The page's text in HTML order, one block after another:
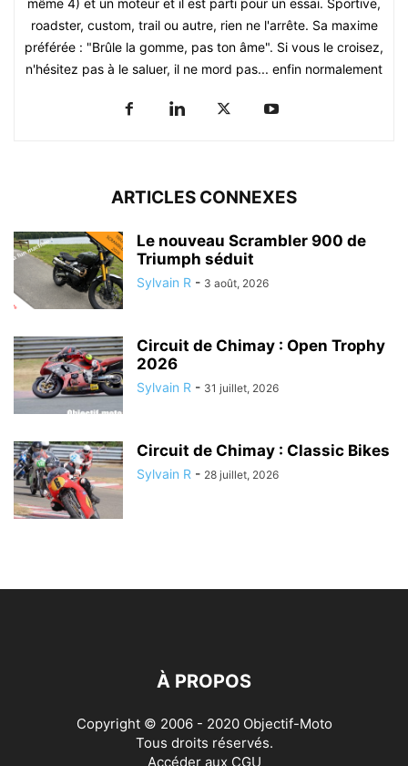
même 4) et un moteur et il est parti pour un essai. Sportive,
roadster, custom, trail ou autre, rien ne l'arrête. Sa maxime
préférée : "Brûle la gomme, pas ton âme". Si vous le croisez,
n'hésitez pas à le saluer, il ne mord pas... enfin normalement
ARTICLES CONNEXES
Le nouveau Scrambler 900 de
Triumph séduit
Sylvain R - 3 août, 2026
Circuit de Chimay : Open Trophy
2026
Sylvain R - 31 juillet, 2026
Circuit de Chimay : Classic Bikes
Sylvain R - 28 juillet, 2026
À PROPOS
Copyright © 2006 - 2020 Objectif-Moto
Tous droits réservés.
Accéder aux CGU